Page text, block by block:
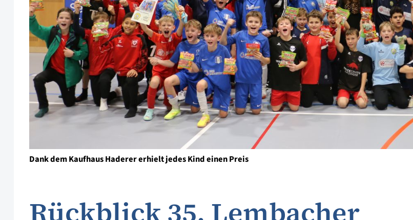
Dank dem Kaufhaus Haderer erhielt jedes Kind einen Preis